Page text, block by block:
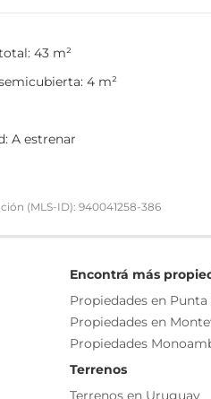
despejada al
en cocina y baño, anafe,
propiedad, gestión y
43 m²
4 m²
A estrenar
(MLS-ID): 940041258-386
Encontrá más
Propiedades en Punta
Propiedades en
Propiedades
Terrenos
Terrenos en Uruguay